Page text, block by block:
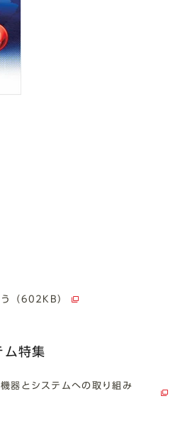
（602KB）
ム特集
器とシステムへの取り組み